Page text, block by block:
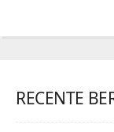
RECENTE